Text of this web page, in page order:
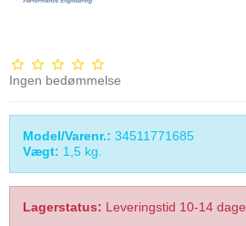
Ingen bedømmelse
Model/Varenr.: 34511771685
Vægt: 1,5 kg.
Lagerstatus: Leveringstid 10-14 dage